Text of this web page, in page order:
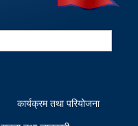
कार्यक्रम तथा परियोजना